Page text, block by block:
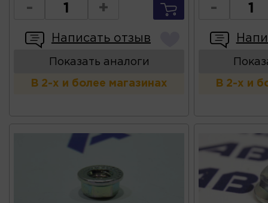
- +
Написать отзыв
Показать аналоги
В 2-х и более магазинах
-
В 2-х и